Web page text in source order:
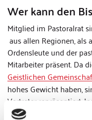
Wer kann den
Mitglied im Pastoralrat
aus allen Regionen, als
Ordensleute und der
Mitarbeiter präsent. Da
Geistlichen
hohes Gewicht haben,
Vertreter repräsentiert.
44 Personen an.